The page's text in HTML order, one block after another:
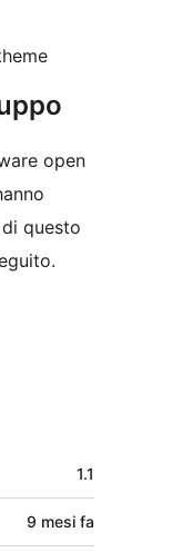
open
questo
1.1
9 mesi fa